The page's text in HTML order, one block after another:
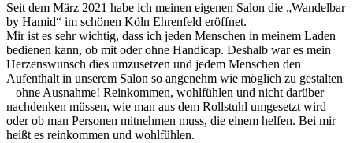
Seit dem März 2021 habe ich meinen eigenen Salon die „Wandelbar
by Hamid“ im schönen Köln Ehrenfeld eröffnet.
Mir ist es sehr wichtig, dass ich jeden Menschen in meinem Laden
bedienen kann, ob mit oder ohne Handicap. Deshalb war es mein
Herzenswunsch dies umzusetzen und jedem Menschen den
Aufenthalt in unserem Salon so angenehm wie möglich zu gestalten
– ohne Ausnahme! Reinkommen, wohlfühlen und nicht darüber
nachdenken müssen, wie man aus dem Rollstuhl umgesetzt wird
oder ob man Personen mitnehmen muss, die einem helfen. Bei mir
heißt es reinkommen und wohlfühlen.